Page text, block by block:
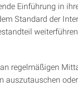
Einführung in
Standard der
regelmäßigen
auszutauschen